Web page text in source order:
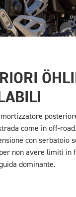
come in off-
con serbatoio
non avere limiti in
dominante.